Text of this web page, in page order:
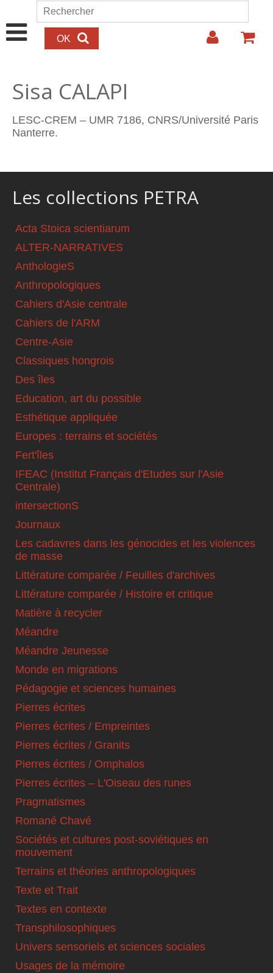
Aller au contenu principal
Formulaire de recherche
Rechercher
Sisa CALAPI
LESC-CREM – UMR 7186, CNRS/Université Paris
Nanterre.
Les collections PETRA
Acta Stoica scientiarum
ALTER-NARRATIVES
AnthologieS
Anthropologiques
Cahiers d'Asie centrale
Cahiers de l'ARM
Centre-Asie
Classiques hongrois
Des îles
Education, art du possible
Esthétique appliquée
Europes : terrains et sociétés
Fert'îles
IFEAC (Institut Français d'Etudes sur l'Asie
Centrale)
intersectionS
Journaux
Les cadavres dans les génocides et les violences
de masse
Littérature comparée / Feuilles d'archives
Littérature comparée / Histoire et critique
Matière à recycler
Méandre
Méandre Jeunesse
Monde en migrations
Pédagogie et sciences humaines
Pierres écrites
Pierres écrites / Empreintes
Pierres écrites / Granits
Pierres écrites / Omphalos
Pierres écrites – L'Oiseau des runes
Pragmatismes
Romané Chavé
Sociétés et cultures post-soviétiques en
mouvement
Terrains et théories anthropologiques
Texte et Trait
Textes en contexte
Transphilosophiques
Univers sensoriels et sciences sociales
Usages de la mémoire